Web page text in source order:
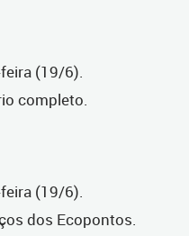
(19/6).
completo.
(19/6).
dos Ecopontos.